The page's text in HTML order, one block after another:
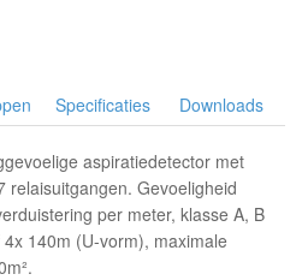
Specificaties Downloads
aspiratiedetector met
relaisuitgangen. Gevoeligheid
per meter, klasse A, B
140m (U-vorm), maximale